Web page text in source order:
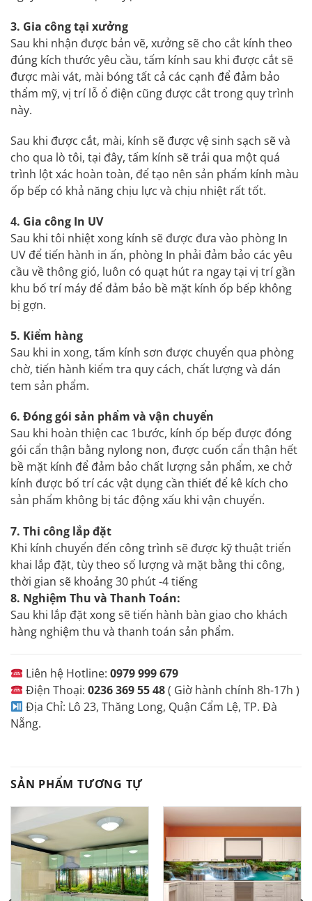
3. Gia công tại xưởng
Sau khi nhận được bản vẽ, xưởng sẽ cho cắt kính theo
đúng kích thước yêu cầu, tấm kính sau khi được cắt sẽ
được mài vát, mài bóng tất cả các cạnh để đảm bảo
thẩm mỹ, vị trí lỗ ổ điện cũng được cắt trong quy trình
này.
Sau khi được cắt, mài, kính sẽ được vệ sinh sạch sẽ và
cho qua lò tôi, tại đây, tấm kính sẽ trải qua một quá
trình lột xác hoàn toàn, để tạo nên sản phẩm kính màu
ốp bếp có khả năng chịu lực và chịu nhiệt rất tốt.
4. Gia công In UV
Sau khi tôi nhiệt xong kính sẽ được đưa vào phòng In
UV để tiến hành in ấn, phòng In phải đảm bảo các yêu
cầu về thông gió, luôn có quạt hút ra ngay tại vị trí gần
khu bố trí máy để đảm bảo bề mặt kính ốp bếp không
bị gợn.
5. Kiểm hàng
Sau khi in xong, tấm kính sơn được chuyển qua phòng
chờ, tiến hành kiểm tra quy cách, chất lượng và dán
tem sản phẩm.
6. Đóng gói sản phẩm và vận chuyển
Sau khi hoàn thiện cac 1bước, kính ốp bếp được đóng
gói cẩn thận bằng nylong non, được cuốn cẩn thận hết
bề mặt kính để đảm bảo chất lượng sản phẩm, xe chở
kính được bố trí các vật dụng cần thiết để kê kích cho
sản phẩm không bị tác động xấu khi vận chuyển.
7. Thi công lắp đặt
Khi kính chuyển đến công trình sẽ được kỹ thuật triển
khai lắp đặt, tùy theo số lượng và mặt bằng thi công,
thời gian sẽ khoảng 30 phút -4 tiếng
8. Nghiệm Thu và Thanh Toán:
Sau khi lắp đặt xong sẽ tiến hành bàn giao cho khách
hàng nghiệm thu và thanh toán sản phẩm.
Liên hệ Hotline: 0979 999 679
Điện Thoại: 0236 369 55 48( Giờ hành chính 8h-17h )
Địa Chỉ: Lô 23, Thăng Long, Quận Cẩm Lệ, TP. Đà
Nẵng.
SẢN PHẨM TƯƠNG TỰ